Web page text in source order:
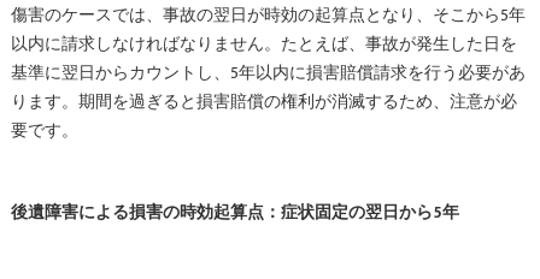
傷害のケースでは、事故の翌日が時効の起算点となり、そこから5年
以内に請求しなければなりません。たとえば、事故が発生した日を
基準に翌日からカウントし、5年以内に損害賠償請求を行う必要があ
ります。期間を過ぎると損害賠償の権利が消滅するため、注意が必
要です。
後遺障害による損害の時効起算点：症状固定の翌日から5年